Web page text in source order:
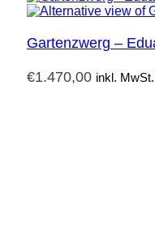
Gartenzwerg –
€1.470,00 inkl. MwSt.